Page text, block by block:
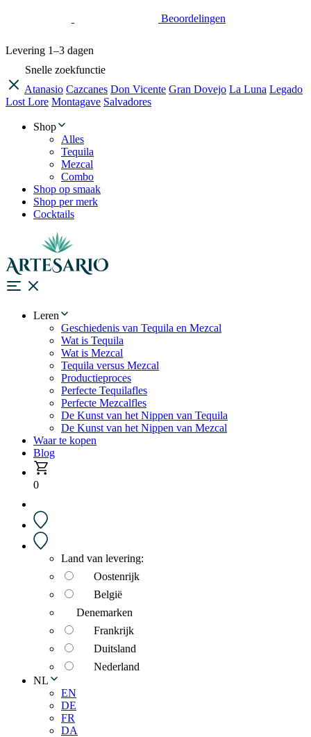
Beoordelingen
Levering 1–3 dagen
Snelle zoekfunctie
Atanasio Cazcanes Don Vicente Gran Dovejo La Luna Legado
Lost Lore Montagave Salvadores
Shop
Alles
Tequila
Mezcal
Combo
Shop op smaak
Shop per merk
Cocktails
Leren
Geschiedenis van Tequila en Mezcal
Wat is Tequila
Wat is Mezcal
Tequila versus Mezcal
Productieproces
Perfecte Tequilafles
Perfecte Mezcalfles
De Kunst van het Nippen van Tequila
De Kunst van het Nippen van Mezcal
Waar te kopen
Blog
0
Land van levering:
Oostenrijk
België
Denemarken
Frankrijk
Duitsland
Nederland
NL
EN
DE
FR
DA